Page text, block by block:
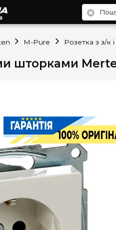
шторками
M-Pure